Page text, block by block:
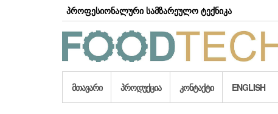
პროფესიონალური სამზარეულო ტექნიკა
ᲛᲗᲐᲕᲐᲠᲘ ᲞᲠᲝᲓᲣᲥᲪᲘᲐ ᲙᲝᲜᲢᲐᲥᲢᲘ ENGLISH